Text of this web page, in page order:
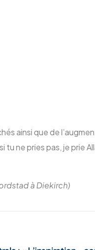
ainsi que de
ne pries pas, je prie
à Diekirch)